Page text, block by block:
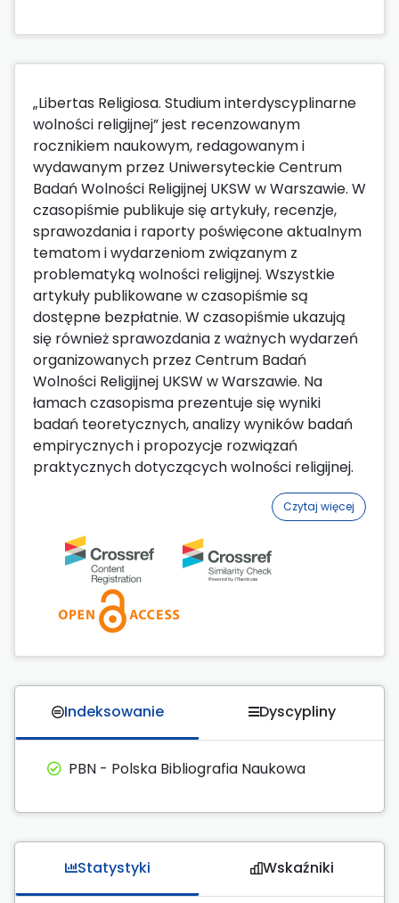
„Libertas Religiosa. Studium interdyscyplinarne
wolności religijnej” jest recenzowanym
rocznikiem naukowym, redagowanym i
wydawanym przez Uniwersyteckie Centrum
Badań Wolności Religijnej UKSW w Warszawie. W
czasopiśmie publikuje się artykuły, recenzje,
sprawozdania i raporty poświęcone aktualnym
tematom i wydarzeniom związanym z
problematyką wolności religijnej. Wszystkie
artykuły publikowane w czasopiśmie są
dostępne bezpłatnie. W czasopiśmie ukazują
się również sprawozdania z ważnych wydarzeń
organizowanych przez Centrum Badań
Wolności Religijnej UKSW w Warszawie. Na
łamach czasopisma prezentuje się wyniki
badań teoretycznych, analizy wyników badań
empirycznych i propozycje rozwiązań
praktycznych dotyczących wolności religijnej.
Czytaj więcej
Indeksowanie Dyscypliny
PBN - Polska Bibliografia Naukowa
Statystyki Wskaźniki